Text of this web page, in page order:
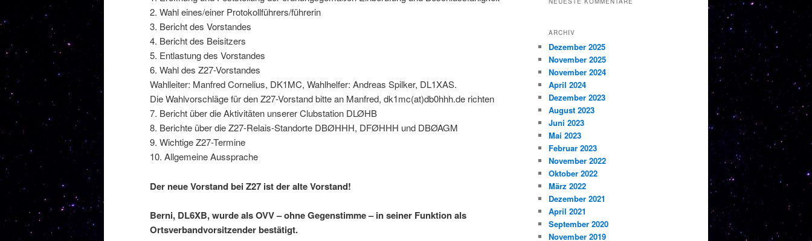
2. Wahl eines/einer Protokollführers/führerin
3. Bericht des Vorstandes
4. Bericht des Beisitzers
5. Entlastung des Vorstandes
6. Wahl des Z27-Vorstandes
Wahlleiter: Manfred Cornelius, DK1MC, Wahlhelfer: Andreas Spilker, DL1XAS.
Die Wahlvorschläge für den Z27-Vorstand bitte an Manfred, dk1mc(at)db0hhh.de richten
7. Bericht über die Aktivitäten unserer Clubstation DLØHB
8. Berichte über die Z27-Relais-Standorte DBØHHH, DFØHHH und DBØAGM
9. Wichtige Z27-Termine
10. Allgemeine Aussprache
Der neue Vorstand bei Z27 ist der alte Vorstand!
Berni, DL6XB, wurde als OVV – ohne Gegenstimme – in seiner Funktion als
Ortsverbandvorsitzender bestätigt.
ARCHIV
Dezember 2025
November 2025
November 2024
April 2024
Dezember 2023
August 2023
Juni 2023
Mai 2023
Februar 2023
November 2022
Oktober 2022
März 2022
Dezember 2021
April 2021
September 2020
November 2019